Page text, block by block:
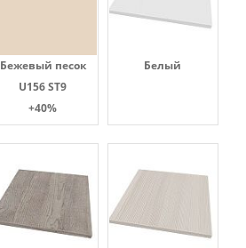
Бежевый песок
U156 ST9
+40%
Белый